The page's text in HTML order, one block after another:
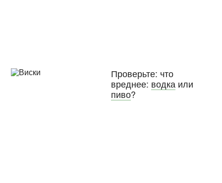
Проверьте: что
вреднее: водка или
пиво?